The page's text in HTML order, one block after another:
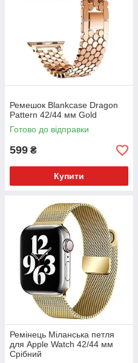
Ремешок Blankcase Dragon
Pattern 42/44 мм Gold
Готово до відправки
599 ₴
Купити
Ремінець Міланська петля
для Apple Watch 42/44 мм
Срібний